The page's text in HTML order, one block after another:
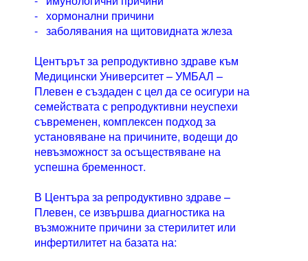
- хормонални причини
- заболявания на щитовидната жлеза
Центърът за репродуктивно здраве към
Медицински Университет – УМБАЛ –
Плевен е създаден с цел да се осигури на
семействата с репродуктивни неуспехи
съвременен, комплексен подход за
установяване на причините, водещи до
невъзможност за осъществяване на
успешна бременност.
В Центъра за репродуктивно здраве –
Плевен, се извършва диагностика на
възможните причини за стерилитет или
инфертилитет на базата на: